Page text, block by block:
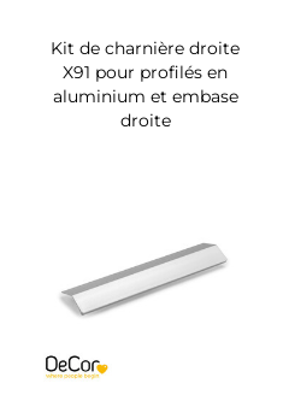
Kit de charnière droite
X91 pour profilés en
aluminium et embase
droite